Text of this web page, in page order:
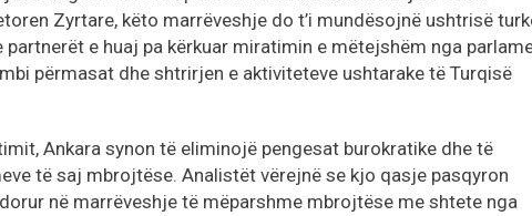
Zyrtare, këto marrëveshje do t’i mundësojnë ushtrisë
e huaj pa kërkuar miratimin e mëtejshëm nga
përmasat dhe shtrirjen e aktiviteteve ushtarake të Turqisë
Ankara synon të eliminojë pengesat burokratike dhe të
të saj mbrojtëse. Analistët vërejnë se kjo qasje pasqyron
në marrëveshje të mëparshme mbrojtëse me shtete nga